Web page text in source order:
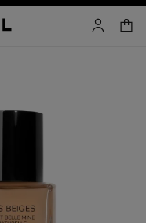
cuenta